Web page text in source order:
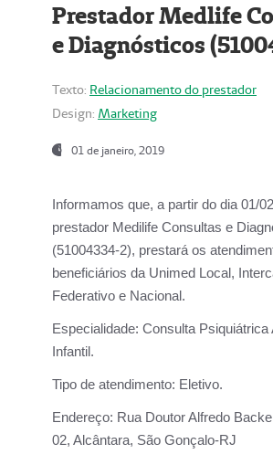
Prestador Medlife
e Diagnósticos
Texto: Relacionamento do prestador
Design: Marketing
01 de janeiro, 2019
Informamos que, a partir do dia 01/
prestador Medilife Consultas e
(51004334-2), prestará os
beneficiários da Unimed Local,
Federativo e Nacional.
Especialidade: Consulta Psiquiátrica
Infantil.
Tipo de atendimento: Eletivo.
Endereço: Rua Doutor Alfredo
02, Alcântara, São Gonçalo-RJ